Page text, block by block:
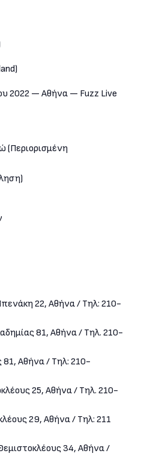
2022 — Αθήνα — Fuzz Live
(Περιορισμένη
22, Αθήνα / Τηλ: 210-
81, Αθήνα / Τηλ. 210-
81, Αθήνα / Τηλ: 210-
25, Αθήνα / Τηλ. 210-
29, Αθήνα / Τηλ: 211
34, Αθήνα /